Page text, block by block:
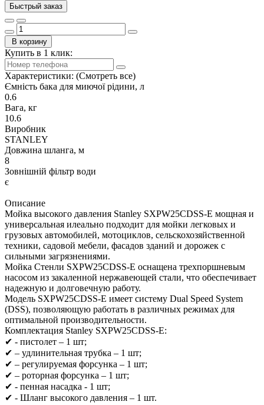
Быстрый заказ
В корзину
Купить в 1 клик:
Характеристики: (Смотреть все)
Ємність бака для миючої рідини, л
0.6
Вага, кг
10.6
Виробник
STANLEY
Довжина шланга, м
8
Зовнішній фільтр води
є
Описание
Мойка высокого давления Stanley SXPW25CDSS-E мощная и
универсальная илеально подходит для мойки легковых и
грузовых автомобилей, мотоциклов, сельскохозяйственной
техники, садовой мебели, фасадов зданий и дорожек с
сильными загрязнениями.
Мойка Стенли SXPW25CDSS-E оснащена трехпоршневым
насосом из закаленной нержавеющей стали, что обеспечивает
надежную и долговечную работу.
Модель SXPW25CDSS-E имеет систему Dual Speed ​​System
(DSS), позволяющую работать в различных режимах для
оптимальной производительности.
Комплектация Stanley SXPW25CDSS-E:
✔ - пистолет – 1 шт;
✔ – удлинительная трубка – 1 шт;
✔ – регулируемая форсунка – 1 шт;
✔ – роторная форсунка – 1 шт;
✔ - пенная насадка - 1 шт;
✔ - Шланг высокого давления – 1 шт.